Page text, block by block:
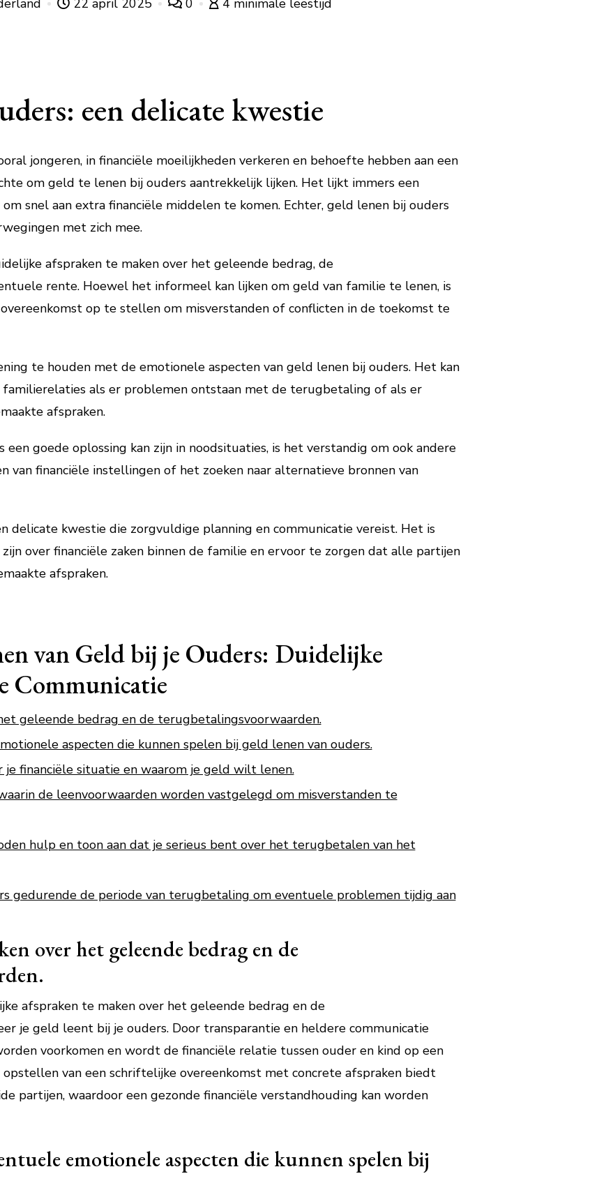
22 april 2025 0 4 minimale leestijd
een delicate kwestie
jongeren, in financiële moeilijkheden verkeren en behoefte hebben aan een
om geld te lenen bij ouders aantrekkelijk lijken. Het lijkt immers een
snel aan extra financiële middelen te komen. Echter, geld lenen bij ouders
met zich mee.
afspraken te maken over het geleende bedrag, de
rente. Hoewel het informeel kan lijken om geld van familie te lenen, is
op te stellen om misverstanden of conflicten in de toekomst te
te houden met de emotionele aspecten van geld lenen bij ouders. Het kan
familierelaties als er problemen ontstaan met de terugbetaling of als er
afspraken.
goede oplossing kan zijn in noodsituaties, is het verstandig om ook andere
van financiële instellingen of het zoeken naar alternatieve bronnen van
delicate kwestie die zorgvuldige planning en communicatie vereist. Het is
over financiële zaken binnen de familie en ervoor te zorgen dat alle partijen
afspraken.
van Geld bij je Ouders: Duidelijke
Communicatie
geleende bedrag en de terugbetalingsvoorwaarden.
aspecten die kunnen spelen bij geld lenen van ouders.
financiële situatie en waarom je geld wilt lenen.
de leenvoorwaarden worden vastgelegd om misverstanden te
hulp en toon aan dat je serieus bent over het terugbetalen van het
gedurende de periode van terugbetaling om eventuele problemen tijdig aan
over het geleende bedrag en de
afspraken te maken over het geleende bedrag en de
je geld leent bij je ouders. Door transparantie en heldere communicatie
voorkomen en wordt de financiële relatie tussen ouder en kind op een
van een schriftelijke overeenkomst met concrete afspraken biedt
partijen, waardoor een gezonde financiële verstandhouding kan worden
emotionele aspecten die kunnen spelen bij